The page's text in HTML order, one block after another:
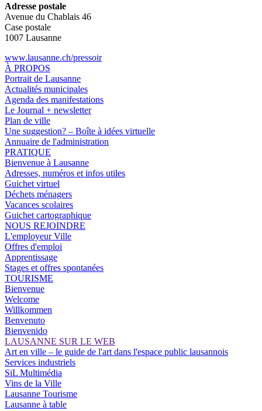
Adresse postale
Avenue du Chablais 46
Case postale
1007 Lausanne
www.lausanne.ch/pressoir
À PROPOS
Portrait de Lausanne
Actualités municipales
Agenda des manifestations
Le Journal + newsletter
Plan de ville
Une suggestion? – Boîte à idées virtuelle
Annuaire de l'administration
PRATIQUE
Bienvenue à Lausanne
Adresses, numéros et infos utiles
Guichet virtuel
Déchets ménagers
Vacances scolaires
Guichet cartographique
NOUS REJOINDRE
L'employeur Ville
Offres d'emploi
Apprentissage
Stages et offres spontanées
TOURISME
Bienvenue
Welcome
Willkommen
Benvenuto
Bienvenido
LAUSANNE SUR LE WEB
Art en ville – le guide de l'art dans l'espace public lausannois
Services industriels
SiL Multimédia
Vins de la Ville
Lausanne Tourisme
Lausanne à table